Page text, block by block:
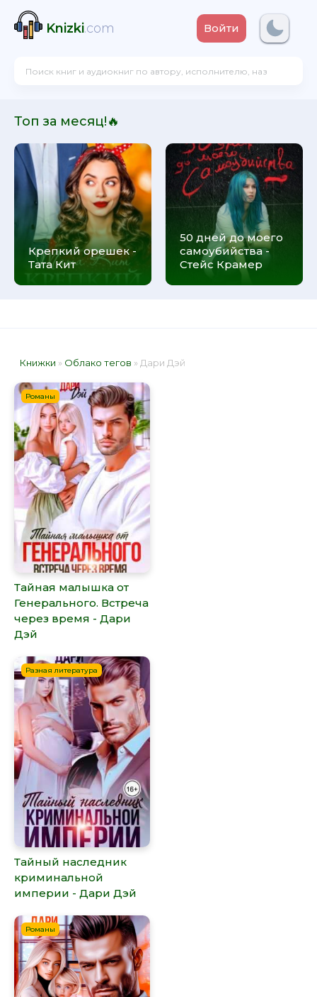
Knizki.com Войти
Топ за месяц!🔥
Крепкий орешек -
Тата Кит
50 дней до моего
самоубийства -
Стейс Крамер
Книжки » Облако тегов » Дари Дэй
Романы
Тайная малышка от
Генерального. Встреча
через время - Дари
Дэй
Разная литература
Тайный наследник
криминальной
империи - Дари Дэй
Романы